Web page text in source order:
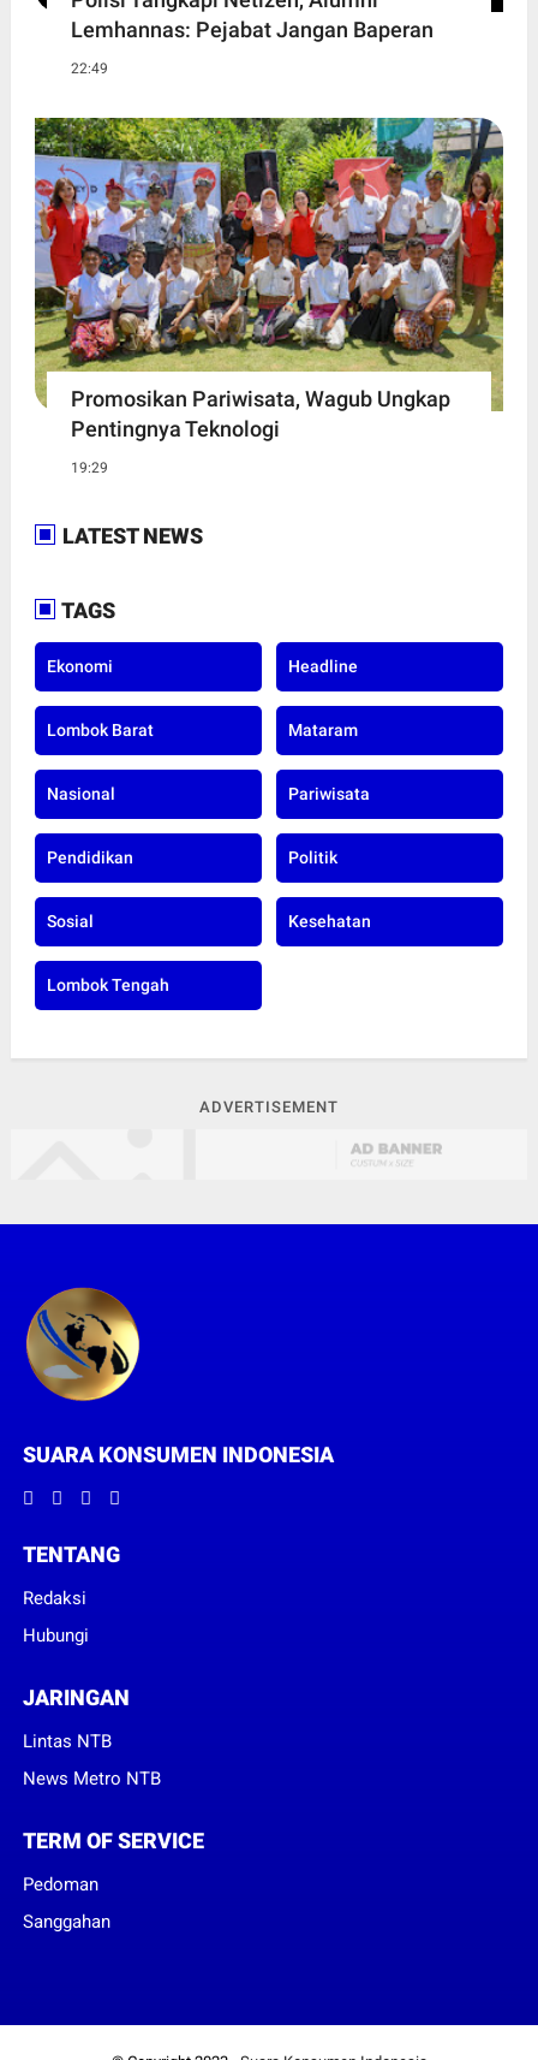
Lemhannas: Pejabat Jangan Baperan
22:49
Promosikan Pariwisata, Wagub Ungkap
Pentingnya Teknologi
19:29
LATEST NEWS
TAGS
Ekonomi Headline
Lombok Barat Mataram
Nasional Pariwisata
Pendidikan Politik
Sosial Kesehatan
Lombok Tengah
ADVERTISEMENT
SUARA KONSUMEN INDONESIA
TENTANG
Redaksi
Hubungi
JARINGAN
Lintas NTB
News Metro NTB
TERM OF SERVICE
Pedoman
Sanggahan